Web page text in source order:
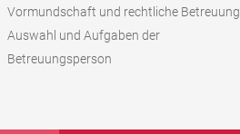
Vormundschaft und rechtliche Betreuung
Auswahl und Aufgaben der
Betreuungsperson